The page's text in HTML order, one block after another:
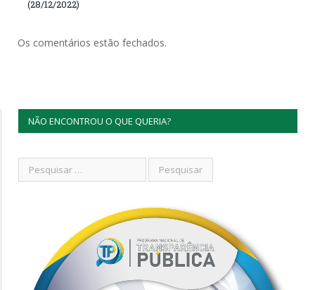
(28/12/2022)
Os comentários estão fechados.
NÃO ENCONTROU O QUE QUERIA?